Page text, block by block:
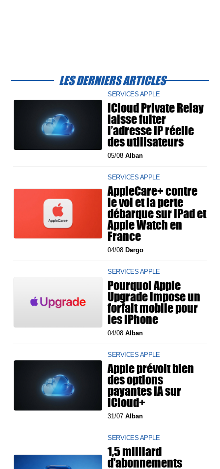
LES DERNIERS ARTICLES
SERVICES APPLE
iCloud Private Relay
laisse fuiter
l’adresse IP réelle
des utilisateurs
05/08Alban
SERVICES APPLE
AppleCare+ contre
le vol et la perte
débarque sur iPad et
Apple Watch en
France
04/08 Dargo
SERVICES APPLE
Pourquoi Apple
Upgrade impose un
forfait mobile pour
les iPhone
04/08Alban
SERVICES APPLE
Apple prévoit bien
des options
payantes IA sur
iCloud+
31/07Alban
SERVICES APPLE
1,5 milliard
d'abonnements